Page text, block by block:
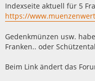
Indexseite aktuell für 5
https://
Gedenkmünzen usw.
Franken.. oder
Beim Link ändert das